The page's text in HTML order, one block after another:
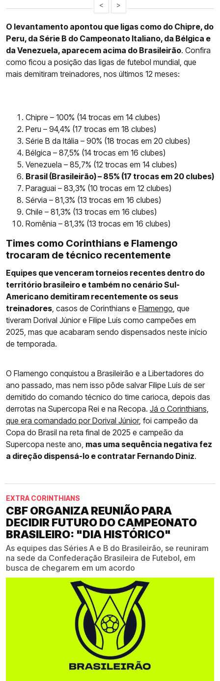
< >
O levantamento apontou que ligas como do Chipre, do
Peru, da Série B do Campeonato Italiano, da Bélgica e
da Venezuela, aparecem acima do Brasileirão. Confira
como ficou a posição das ligas de futebol mundial, que
mais demitiram treinadores, nos últimos 12 meses:
Chipre – 100% (14 trocas em 14 clubes)
Peru – 94,4% (17 trocas em 18 clubes)
Série B da Itália – 90% (18 trocas em 20 clubes)
Bélgica – 87,5% (14 trocas em 16 clubes)
Venezuela – 85,7% (12 trocas em 14 clubes)
Brasil (Brasileirão) – 85% (17 trocas em 20 clubes)
Paraguai – 83,3% (10 trocas em 12 clubes)
Sérvia – 81,3% (13 trocas em 16 clubes)
Chile – 81,3% (13 trocas em 16 clubes)
Romênia – 81,3% (13 trocas em 16 clubes)
Times como Corinthians e Flamengo
trocaram de técnico recentemente
Equipes que venceram torneios recentes dentro do
território brasileiro e também no cenário Sul-
Americano demitiram recentemente os seus
treinadores, casos de Corinthians e Flamengo, que
tiveram Dorival Júnior e Filipe Luís como campeões em
2025, mas que acabaram sendo dispensados neste início
de temporada.
O Flamengo conquistou a Brasileirão e a Libertadores do
ano passado, mas nem isso pôde salvar Filipe Luís de ser
demitido do comando técnico do time carioca, depois das
derrotas na Supercopa Rei e na Recopa. Já o Corinthians,
que era comandado por Dorival Júnior, foi campeão da
Copa do Brasil na reta final de 2025 e campeão da
Supercopa neste ano, mas uma sequência negativa fez
a direção dispensá-lo e contratar Fernando Diniz.
EXTRA CORINTHIANS
CBF ORGANIZA REUNIÃO PARA
DECIDIR FUTURO DO CAMPEONATO
BRASILEIRO: "DIA HISTÓRICO"
As equipes das Séries A e B do Brasileirão, se reuniram
na sede da Confederação Brasileira de Futebol, em
busca de chegarem em um acordo